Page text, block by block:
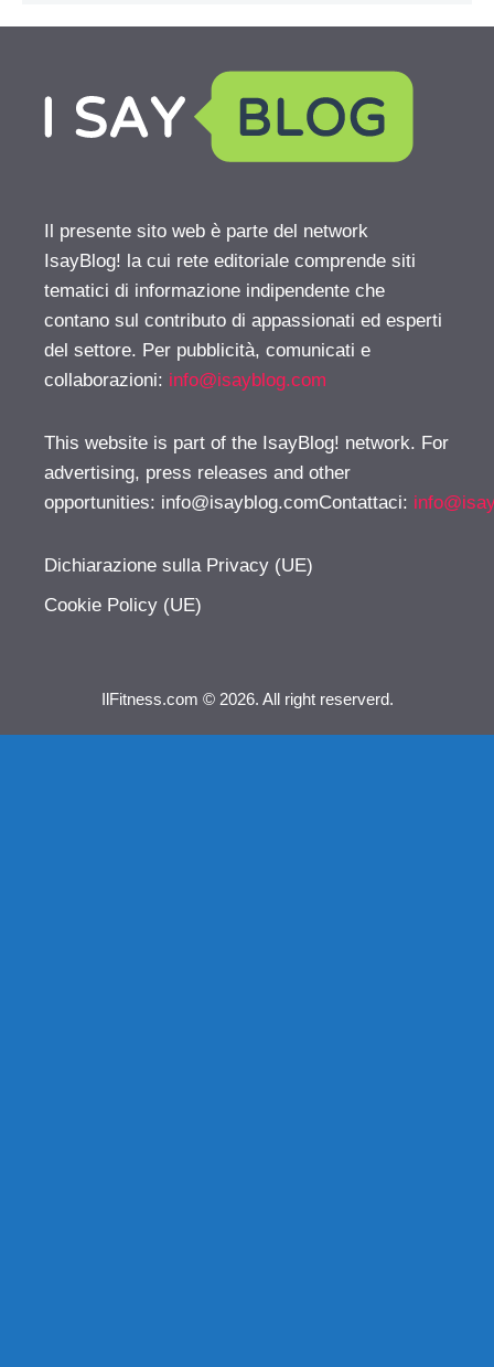
Il presente sito web è parte del network
IsayBlog! la cui rete editoriale comprende siti
tematici di informazione indipendente che
contano sul contributo di appassionati ed esperti
del settore. Per pubblicità, comunicati e
collaborazioni: info@isayblog.com
This website is part of the IsayBlog! network. For
advertising, press releases and other
opportunities: info@isayblog.comContattaci:
Dichiarazione sulla Privacy (UE)
Cookie Policy (UE)
IlFitness.com © 2026. All right reserverd.